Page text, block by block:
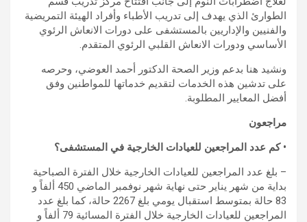
الطوارئ الذي يهدف إلى تدريب الأطباء وأفراد الهيئة التمريضية
والفنيين والإداريين بالمستشفى على دورات الانعاش الرئوي
الأساسي ودورات الانعاش القلبي الرئوي المتقدم.
ونشيد هنا بدعم وزير الصحة الدكتور أحمد العوضي، وحرصه
على تدشين هذه الخدمات لتقديم خدماتها للمواطنين وفق
أفضل المعايير المطلوبة.
مراجعون
• كم عدد المراجعين للعيادات الخارجية في المستشفى؟
– بلغ عدد المراجعين للعيادات الخارجية خلال الفترة الصباحية
بداية من شهر يناير حتى نهاية شهر نوفمبر الماضي 450 ألفاً و
83 حالة بمتوسط استقبال يومي بلغ 2267 حالة، كما بلغ عدد
المراجعين للعيادات الخارجية خلال الفترة المسائية 79 ألفاً و